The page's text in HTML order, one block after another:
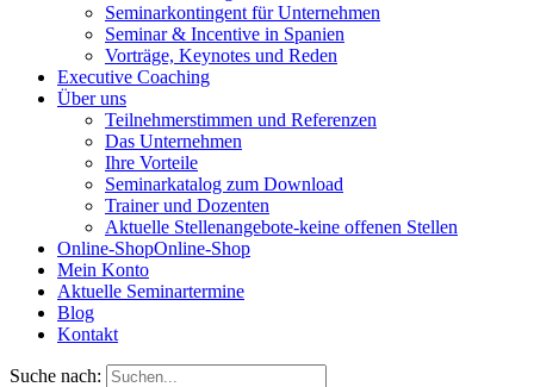
Seminarkontingent für Unternehmen
Seminar & Incentive in Spanien
Vorträge, Keynotes und Reden
Executive Coaching
Über uns
Teilnehmerstimmen und Referenzen
Das Unternehmen
Ihre Vorteile
Seminarkatalog zum Download
Trainer und Dozenten
Aktuelle Stellenangebote-keine offenen Stellen
Online-ShopOnline-Shop
Mein Konto
Aktuelle Seminartermine
Blog
Kontakt
Suche nach: